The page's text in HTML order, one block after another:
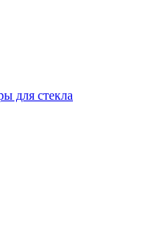
для стекла